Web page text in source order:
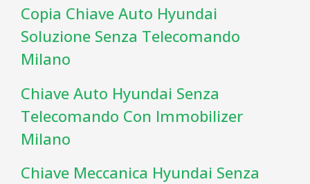
Copia Chiave Auto Hyundai
Soluzione Senza Telecomando
Milano
Chiave Auto Hyundai Senza
Telecomando Con Immobilizer
Milano
Chiave Meccanica Hyundai Senza